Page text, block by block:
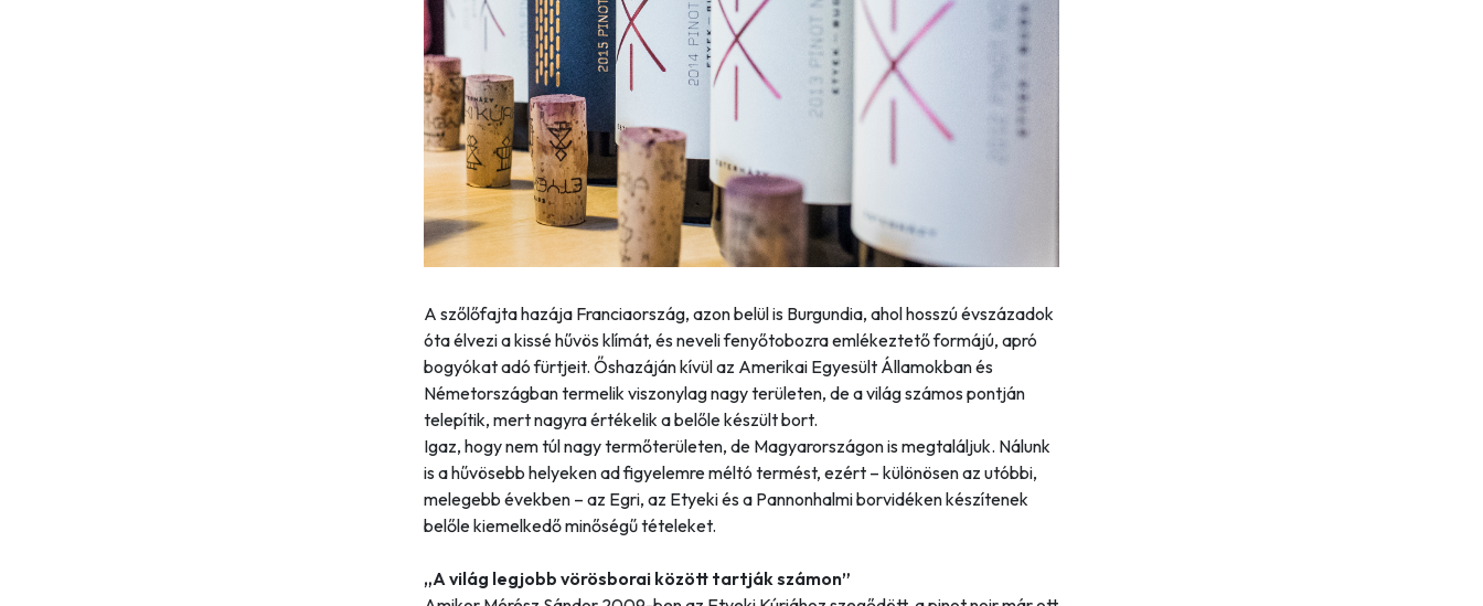
A szőlőfajta hazája Franciaország, azon belül is Burgundia, ahol hosszú évszázadok
óta élvezi a kissé hűvös klímát, és neveli fenyőtobozra emlékeztető formájú, apró
bogyókat adó fürtjeit. Őshazáján kívül az Amerikai Egyesült Államokban és
Németországban termelik viszonylag nagy területen, de a világ számos pontján
telepítik, mert nagyra értékelik a belőle készült bort.
Igaz, hogy nem túl nagy termőterületen, de Magyarországon is megtaláljuk. Nálunk
is a hűvösebb helyeken ad figyelemre méltó termést, ezért – különösen az utóbbi,
melegebb években – az Egri, az Etyeki és a Pannonhalmi borvidéken készítenek
belőle kiemelkedő minőségű tételeket.
„A világ legjobb vörösborai között tartják számon”